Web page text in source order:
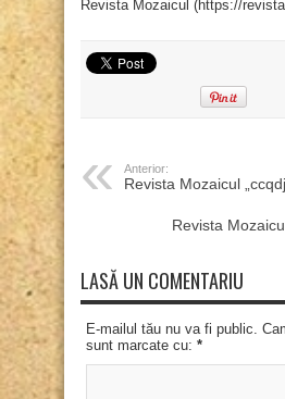
Revista Mozaicul (https://
Anterior:
Revista Mozaicul
Revista
LASĂ UN COMENTARIU
E-mailul tău nu va fi public.
sunt marcate cu: *